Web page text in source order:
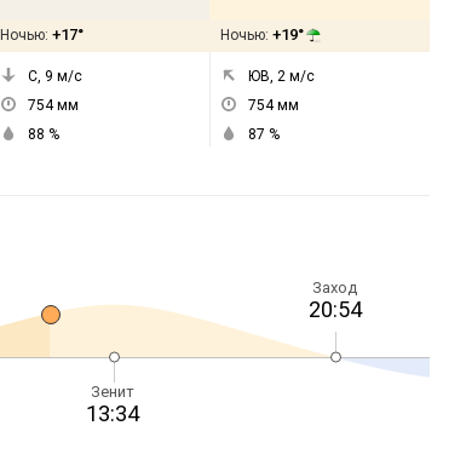
Ночью: +17°
С, 9 м/с
754мм
88 %
Ночью: +19°
ЮВ, 2 м/с
754мм
87 %
Заход
20:54
Зенит
13:34